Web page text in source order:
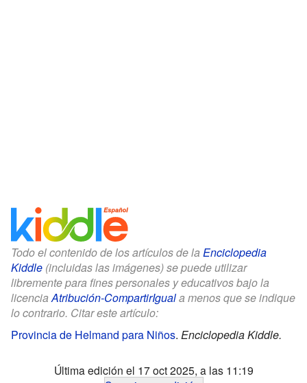
Todo el contenido de los artículos de la Enciclopedia
Kiddle (incluidas las imágenes) se puede utilizar
libremente para fines personales y educativos bajo la
licenciaAtribución-CompartirIguala menos que se indique
lo contrario. Citar este artículo:
Provincia de Helmand para Niños. Enciclopedia Kiddle.
Última edición el 17 oct 2025, a las 11:19